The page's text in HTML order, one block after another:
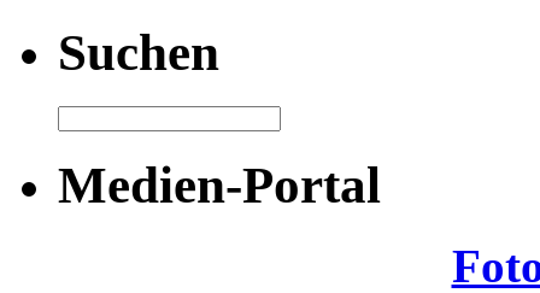
Suchen
Medien-Portal